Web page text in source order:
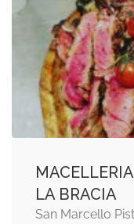
LA BRACIA
San Marcello